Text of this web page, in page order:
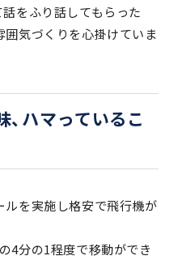
話をふり話してもらった
囲気づくりを心掛けていま
ハマっているこ
ルを実施し格安で飛行機が
4分の1程度で移動ができ